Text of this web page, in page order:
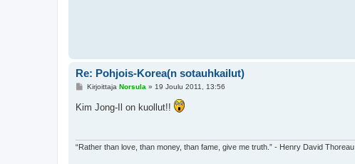
Re: Pohjois-Korea(n sotauhkailut)
V
s
Kirjoittaja Norsula» 19 Joulu 2011, 13:56
Kim Jong-Il on kuollut!!
“Rather than love, than money, than fame, give me truth.” - Henry David Thoreau